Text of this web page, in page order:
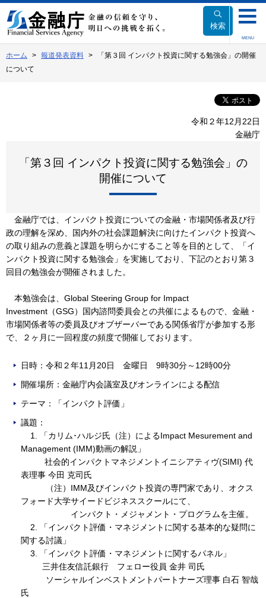
文
へ
動
検索
MENU
ホーム 報道発表資料
「第３回 インパクト投資に関する勉強会」の開催
について
令和２年12月22日
金融庁
「第３回 インパクト投資に関する勉強会」の
開催について
金融庁では、インパクト投資についての金融・市場関係者及び行
政の理解を深め、国内外の社会課題解決に向けたインパクト投資へ
の取り組みの意義と課題を明らかにすること等を目的として、「イ
ンパクト投資に関する勉強会」を実施しており、下記のとおり第３
回目の勉強会が開催されました。
本勉強会は、Global Steering Group for Impact
Investment（GSG）国内諮問委員会との共催によるもので、金融・
市場関係者等の委員及びオブザーバーである関係省庁が参加する形
で、２ヶ月に一回程度の頻度で開催しております。
日時：令和２年11月20日 金曜日 9時30分～12時00分
開催場所：金融庁内会議室及びオンラインによる配信
テーマ：「インパクト評価」
議題：
1. 「カリム･ハルジ氏（注）によるImpact Mesurement and
Management (IMM)動画の解説」
社会的インパクトマネジメントイニシアティヴ(SIMI) 代
表理事 今田 克司氏
（注）IMM及びインパクト投資の専門家であり、オクス
フォード大学サイードビジネススクールにて、
インパクト・メジャメント・プログラムを主催。
2. 「インパクト評価・マネジメントに関する基本的な疑問に
関する討議」
3. 「インパクト評価・マネジメントに関するパネル」
三井住友信託銀行 フェロー役員 金井 司氏
ソーシャルインベストメントパートナーズ理事 白石 智哉
氏